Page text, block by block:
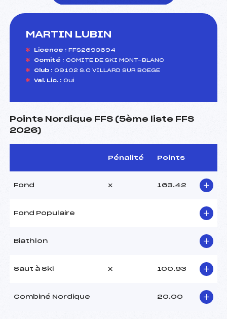
MARTIN LUBIN
Licence : FFS2693694
Comité : COMITE DE SKI MONT-BLANC
Club : 09102 S.C VILLARD SUR BOEGE
Val. Lic. : Oui
Points Nordique FFS (5ème liste FFS
2026)
Pénalité Points
Fond x 163.42
Fond Populaire
Biathlon
Saut à Ski x 100.93
Combiné Nordique 20.00